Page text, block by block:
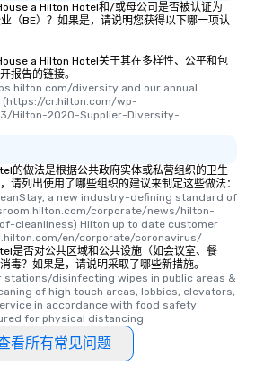
a Hilton Hotel和/或母公司是否被认证为
（BE）？如果是，请说明您获得以下哪一项认
a Hilton Hotel关于其在多样性、公平和包
报告的链接。
diversity and our annual
(https://cr.hilton.com/wp-
Hilton-2020-Supplier-Diversity-
的做法是根据公共政府实体或私营组织的卫生
请列出使用了哪些组织的建议来制定这些做法：
a new industry-defining standard of
corporate/news/hilton-
cleanliness) Hilton up to date customer
en/corporate/coronavirus/
是否对公共区域和公共设施（如会议室、餐
毒？如果是，请说明采取了哪些新措施。
stations/disinfecting wipes in public areas &
of high touch areas, lobbies, elevators,
in accordance with food safety
for physical distancing
看所有常见问题